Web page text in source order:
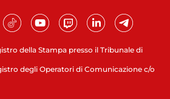
della Stampa presso il Tribunale di
degli Operatori di Comunicazione c/o